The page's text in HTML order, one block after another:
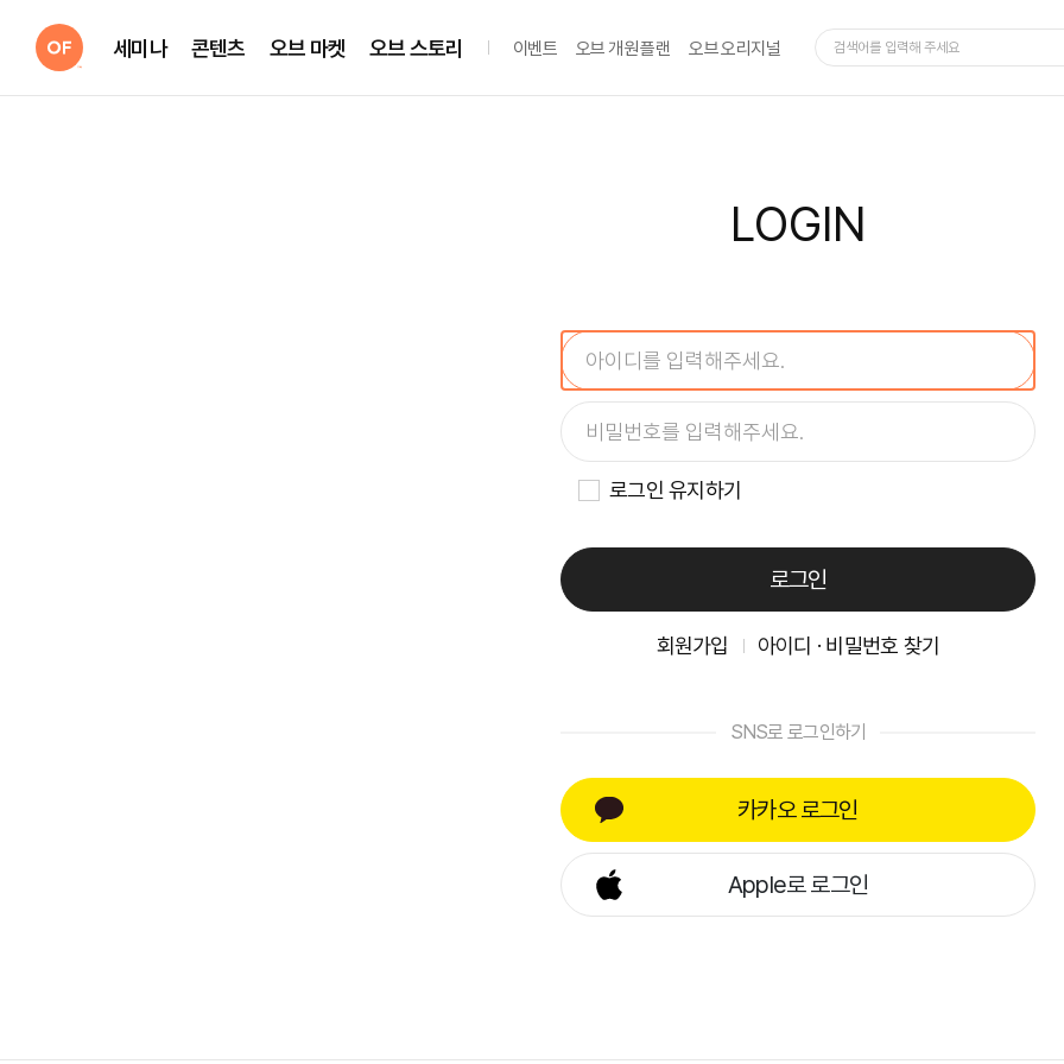
세미나 콘텐츠 오브 마켓 오브 스토리 이벤트 오브 개원 플랜 오브 오리지널
LOGIN
로그인 유지하기
로그인
회원가입 아이디 · 비밀번호 찾기
SNS로 로그인하기
카카오 로그인
Apple로 로그인